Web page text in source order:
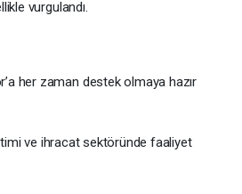
vurgulandı.
her zaman destek olmaya hazır
ve ihracat sektöründe faaliyet